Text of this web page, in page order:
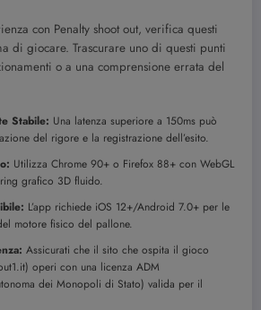
con Penalty shoot out, verifica questi
di giocare. Trascurare uno di questi punti
o a una comprensione errata del
Stabile: Una latenza superiore a 150ms può
del rigore e la registrazione dell’esito.
Utilizza Chrome 90+ o Firefox 88+ con WebGL
grafico 3D fluido.
L’app richiede iOS 12+/Android 7.0+ per le
motore fisico del pallone.
Assicurati che il sito che ospita il gioco
operi con una licenza ADM
dei Monopoli di Stato) valida per il